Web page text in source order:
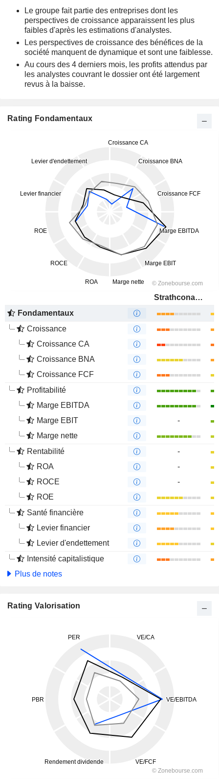
Le groupe fait partie des entreprises dont les
perspectives de croissance apparaissent les plus
faibles d'après les estimations d'analystes.
Les perspectives de croissance des bénéfices de la
société manquent de dynamique et sont une faiblesse.
Au cours des 4 derniers mois, les profits attendus par
les analystes couvrant le dossier ont été largement
revus à la baisse.
Rating Fondamentaux
Strathcona Resources Ltd.
Fondamentaux
Croissance
Croissance CA
Croissance BNA
Croissance FCF
Profitabilité
Marge EBITDA
Marge EBIT
-
Marge nette
Rentabilité
-
ROA
-
ROCE
-
ROE
Santé financière
Levier financier
Levier d'endettement
Intensité capitalistique
Plus de notes
Rating Valorisation